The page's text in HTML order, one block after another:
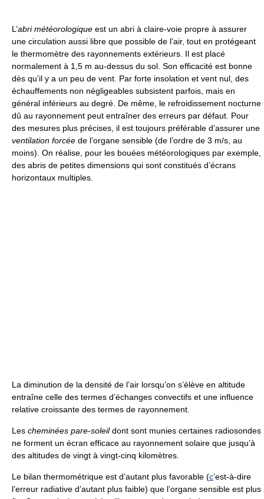
L’abri météorologique est un abri à claire-voie propre à assurer
une circulation aussi libre que possible de l’air, tout en protégeant
le thermomètre des rayonnements extérieurs. Il est placé
normalement à 1,5 m au-dessus du sol. Son efficacité est bonne
dès qu’il y a un peu de vent. Par forte insolation et vent nul, des
échauffements non négligeables subsistent parfois, mais en
général inférieurs au degré. De même, le refroidissement nocturne
dû au rayonnement peut entraîner des erreurs par défaut. Pour
des mesures plus précises, il est toujours préférable d’assurer une
ventilation forcée de l’organe sensible (de l’ordre de 3 m/s, au
moins). On réalise, pour les bouées météorologiques par exemple,
des abris de petites dimensions qui sont constitués d’écrans
horizontaux multiples.
La diminution de la densité de l’air lorsqu’on s’élève en altitude
entraîne celle des termes d’échanges convectifs et une influence
relative croissante des termes de rayonnement.
Les cheminées pare-soleildont sont munies certaines radiosondes
ne forment un écran efficace au rayonnement solaire que jusqu’à
des altitudes de vingt à vingt-cinq kilomètres.
Le bilan thermométrique est d’autant plus favorable (c’est-à-dire
l’erreur radiative d’autant plus faible) que l’organe sensible est plus